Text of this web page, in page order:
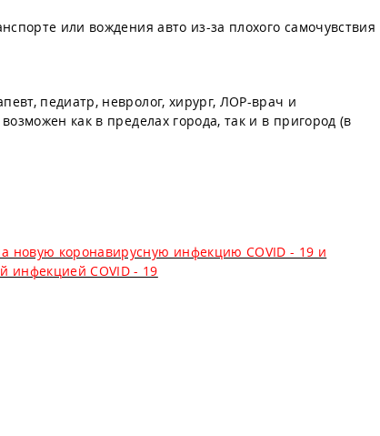
или вождения авто из-за плохого самочувствия
педиатр, невролог, хирург, ЛОР-врач и
как в пределах города, так и в пригород (в
новую коронавирусную инфекцию COVID - 19 и
инфекцией COVID - 19